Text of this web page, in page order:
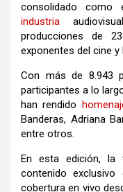
consolidado como
industria
producciones de
exponentes del cine y
Con más de 8.943
participantes a lo
han rendido
Banderas, Adriana
entre otros.
En esta edición, la
contenido
cobertura en vivo